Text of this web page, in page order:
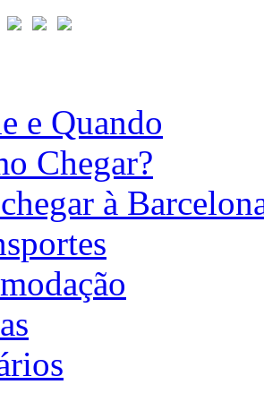
e Quando
Chegar?
à